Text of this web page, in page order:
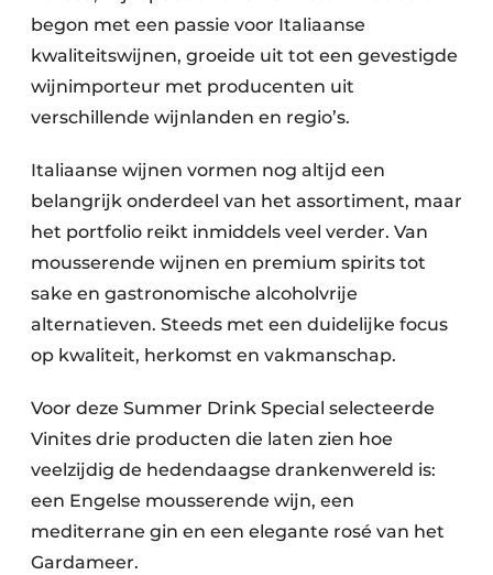
begon met een passie voor Italiaanse
kwaliteitswijnen, groeide uit tot een gevestigde
wijnimporteur met producenten uit
verschillende wijnlanden en regio’s.
Italiaanse wijnen vormen nog altijd een
belangrijk onderdeel van het assortiment, maar
het portfolio reikt inmiddels veel verder. Van
mousserende wijnen en premium spirits tot
sake en gastronomische alcoholvrije
alternatieven. Steeds met een duidelijke focus
op kwaliteit, herkomst en vakmanschap.
Voor deze Summer Drink Special selecteerde
Vinites drie producten die laten zien hoe
veelzijdig de hedendaagse drankenwereld is:
een Engelse mousserende wijn, een
mediterrane gin en een elegante rosé van het
Gardameer.